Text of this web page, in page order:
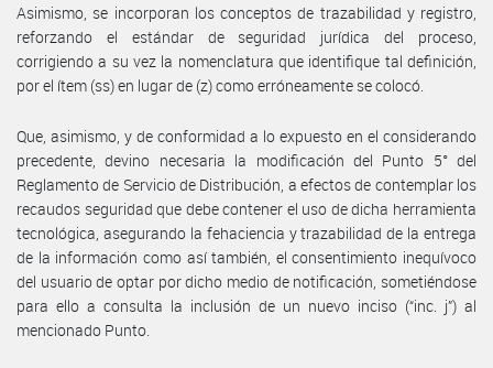
Asimismo, se incorporan los conceptos de trazabilidad y registro,
reforzando el estándar de seguridad jurídica del proceso,
corrigiendo a su vez la nomenclatura que identifique tal definición,
por el ítem (ss) en lugar de (z) como erróneamente se colocó.
Que, asimismo, y de conformidad a lo expuesto en el considerando
precedente, devino necesaria la modificación del Punto 5° del
Reglamento de Servicio de Distribución, a efectos de contemplar los
recaudos seguridad que debe contener el uso de dicha herramienta
tecnológica, asegurando la fehaciencia y trazabilidad de la entrega
de la información como así también, el consentimiento inequívoco
del usuario de optar por dicho medio de notificación, sometiéndose
para ello a consulta la inclusión de un nuevo inciso (“inc. j”) al
mencionado Punto.